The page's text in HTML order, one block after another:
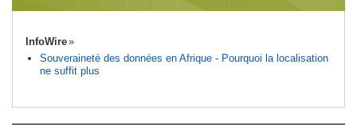
InfoWire
Souveraineté des données en Afrique - Pourquoi la localisation
ne suffit plus